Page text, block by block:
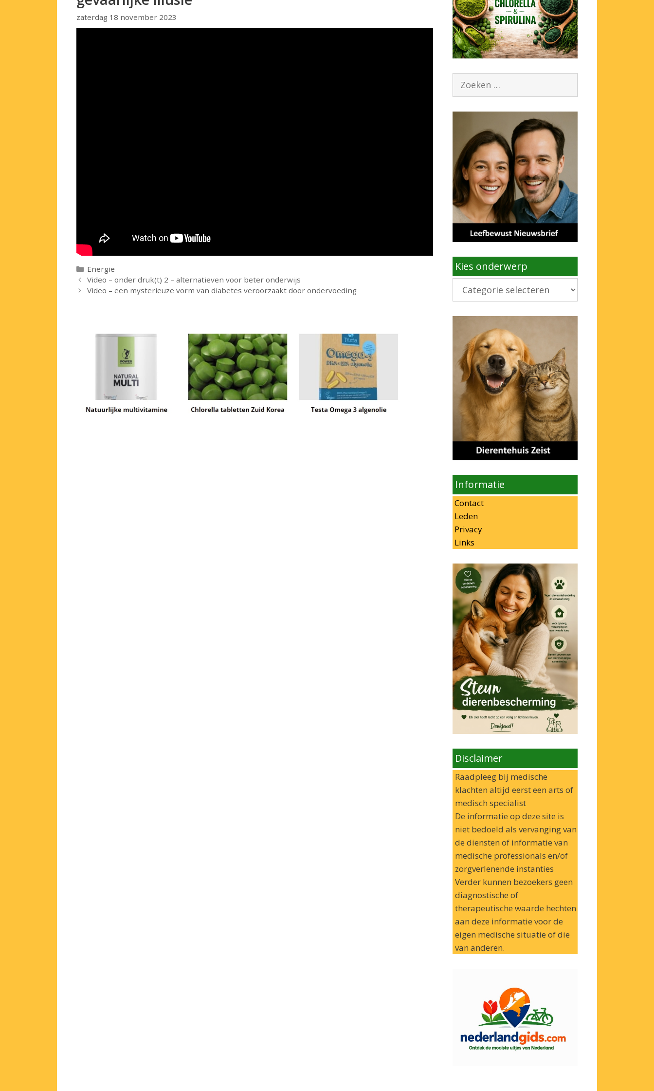
zaterdag 18 november 2023
Categorieën
Energie
Video – onder druk(t) 2 – alternatieven voor beter onderwijs
Video – een mysterieuze vorm van diabetes veroorzaakt door ondervoeding
Zoek
Kies onderwerp
Kies
onderwerp
Informatie
Contact
Leden
Privacy
Links
Disclaimer
Raadpleeg bij medische
klachten altijd eerst een arts of
medisch specialist
De informatie op deze site is
niet bedoeld als vervanging van
de diensten of informatie van
medische professionals en/of
zorgverlenende instanties
Verder kunnen bezoekers geen
diagnostische of
therapeutische waarde hechten
aan deze informatie voor de
eigen medische situatie of die
van anderen.